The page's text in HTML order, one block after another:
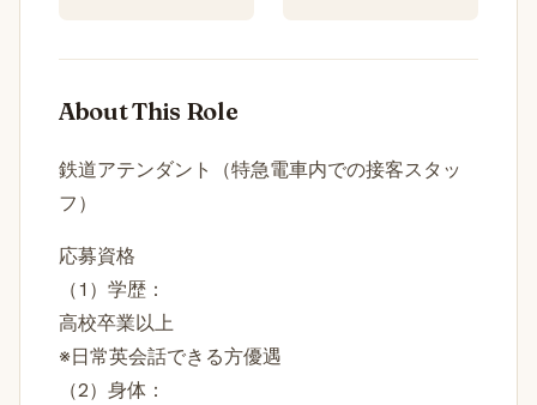
About This Role
鉄道アテンダント（特急電車内での接客スタッ
フ）
応募資格
（1）学歴：
高校卒業以上
※日常英会話できる方優遇
（2）身体：